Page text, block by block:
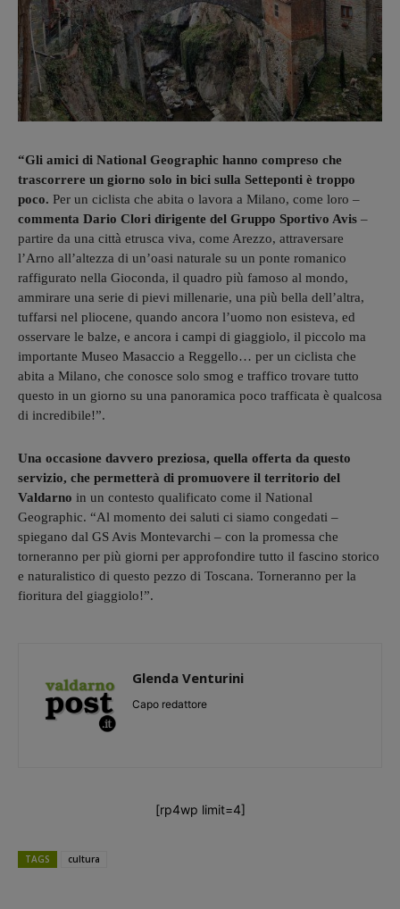
“Gli amici di National Geographic hanno compreso che
trascorrere un giorno solo in bici sulla Setteponti è troppo
poco. Per un ciclista che abita o lavora a Milano, come loro –
commenta Dario Clori dirigente del Gruppo Sportivo Avis –
partire da una città etrusca viva, come Arezzo, attraversare
l’Arno all’altezza di un’oasi naturale su un ponte romanico
raffigurato nella Gioconda, il quadro più famoso al mondo,
ammirare una serie di pievi millenarie, una più bella dell’altra,
tuffarsi nel pliocene, quando ancora l’uomo non esisteva, ed
osservare le balze, e ancora i campi di giaggiolo, il piccolo ma
importante Museo Masaccio a Reggello… per un ciclista che
abita a Milano, che conosce solo smog e traffico trovare tutto
questo in un giorno su una panoramica poco trafficata è qualcosa
di incredibile!”.
Una occasione davvero preziosa, quella offerta da questo
servizio, che permetterà di promuovere il territorio del
Valdarno in un contesto qualificato come il National
Geographic. “Al momento dei saluti ci siamo congedati –
spiegano dal GS Avis Montevarchi – con la promessa che
torneranno per più giorni per approfondire tutto il fascino storico
e naturalistico di questo pezzo di Toscana. Torneranno per la
fioritura del giaggiolo!”.
Glenda Venturini
Capo redattore
[rp4wp limit=4]
TAGS cultura